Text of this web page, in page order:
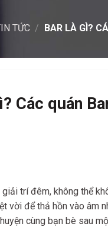
TỨC / BAR LÀ GÌ?
Các quán
trí đêm, không thể
vời để thả hồn vào âm
cùng bạn bè sau